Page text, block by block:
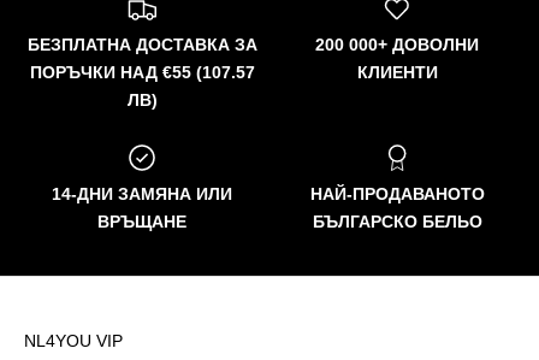
БЕЗПЛАТНА ДОСТАВКА ЗА
ПОРЪЧКИ НАД €55 (107.57
ЛВ)
200 000+ ДОВОЛНИ
КЛИЕНТИ
14-ДНИ ЗАМЯНА ИЛИ
ВРЪЩАНЕ
НАЙ-ПРОДАВАНОТО
БЪЛГАРСКО БЕЛЬО
NL4YOU VIP